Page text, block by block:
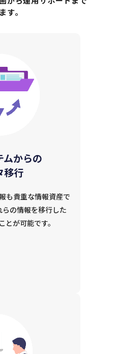
す。
ムからの
移行
も貴重な情報資産で
らの情報を移行した
とが可能です。